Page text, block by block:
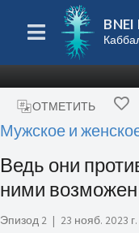
BNEI
ОТМЕТИТЬ
Мужское и
Ведь они
ними
Эпизод 2 | 23 нояб. 2023 г.